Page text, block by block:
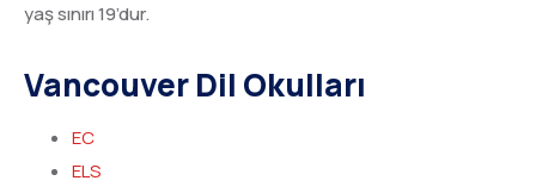
yaş sınırı 19’dur.
Vancouver Dil Okulları
EC
ELS